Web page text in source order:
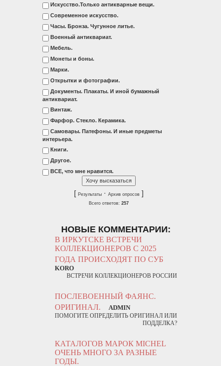
Искусство.Только антикварные вещи.
Современное искусство.
Часы. Бронза. Чугунное литье.
Военный антиквариат.
Мебель.
Монеты и боны.
Марки.
Открытки и фотографии.
Документы. Плакаты. И иной бумажный
антиквариат.
Винтаж.
Фарфор. Стекло. Керамика.
Самовары. Патефоны. И иные предметы
интерьера.
Книги.
Другое.
ВСЕ, что мне нравится.
[ Результаты· Архив опросов]
Всего ответов: 257
НОВЫЕ КОММЕНТАРИИ:
В ИРКУТСКЕ ВСТРЕЧИ
КОЛЛЕКЦИОНЕРОВ С 2025
ГОДА ПРОИСХОДЯТ ПО СУБ
KORO
ВСТРЕЧИ КОЛЛЕКЦИОНЕРОВ РОССИИ
ПОСЛЕВОЕННЫЙ ФАЯНС.
ОРИГИНАЛ.
ADMIN
ПОМОГИТЕ ОПРЕДЕЛИТЬ ОРИГИНАЛ ИЛИ
ПОДДЕЛКА?
КАТАЛОГОВ МАРОК MICHEL
ОЧЕНЬ МНОГО ЗА РАЗНЫЕ
ГОДЫ.